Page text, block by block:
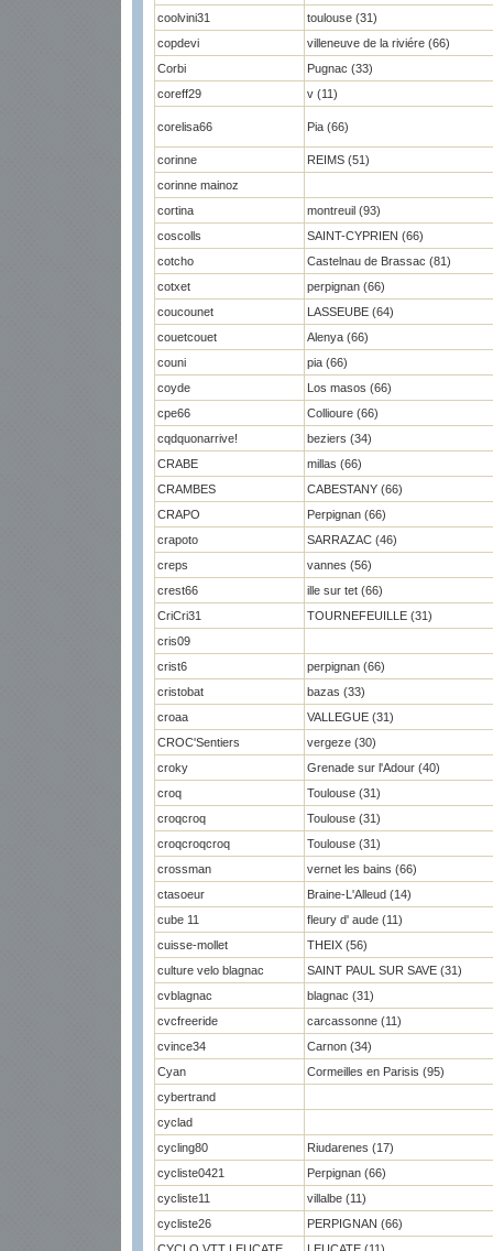
coolvini31
toulouse (31)
copdevi
villeneuve de la riviére (66)
Corbi
Pugnac (33)
coreff29
v (11)
corelisa66 Pia (66)
corinne
REIMS (51)
corinne mainoz
cortina
montreuil (93)
coscolls
SAINT-CYPRIEN (66)
cotcho
Castelnau de Brassac (81)
cotxet
perpignan (66)
coucounet
LASSEUBE (64)
couetcouet
Alenya (66)
couni
pia (66)
coyde
Los masos (66)
cpe66
Collioure (66)
cqdquonarrive!
beziers (34)
CRABE
millas (66)
CRAMBES
CABESTANY (66)
CRAPO
Perpignan (66)
crapoto
SARRAZAC (46)
creps
vannes (56)
crest66
ille sur tet (66)
CriCri31
TOURNEFEUILLE (31)
cris09
crist6
perpignan (66)
cristobat
bazas (33)
croaa
VALLEGUE (31)
CROC'Sentiers
vergeze (30)
croky
Grenade sur l'Adour (40)
croq
Toulouse (31)
croqcroq
Toulouse (31)
croqcroqcroq
Toulouse (31)
crossman
vernet les bains (66)
ctasoeur
Braine-L'Alleud (14)
cube 11
fleury d' aude (11)
cuisse-mollet
THEIX (56)
culture velo blagnac
SAINT PAUL SUR SAVE (31)
cvblagnac
blagnac (31)
cvcfreeride
carcassonne (11)
cvince34
Carnon (34)
Cyan
Cormeilles en Parisis (95)
cybertrand
cyclad
cycling80
Riudarenes (17)
cycliste0421
Perpignan (66)
cycliste11
villalbe (11)
cycliste26
PERPIGNAN (66)